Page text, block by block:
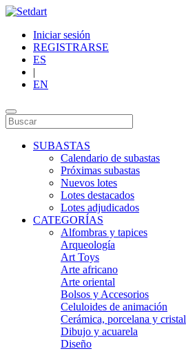
Iniciar sesión
REGISTRARSE
ES
|
EN
SUBASTAS
Calendario de subastas
Próximas subastas
Nuevos lotes
Lotes destacados
Lotes adjudicados
CATEGORÍAS
Alfombras y tapices
Arqueología
Art Toys
Arte africano
Arte oriental
Bolsos y Accesorios
Celuloides de animación
Cerámica, porcelana y cristal
Dibujo y acuarela
Diseño